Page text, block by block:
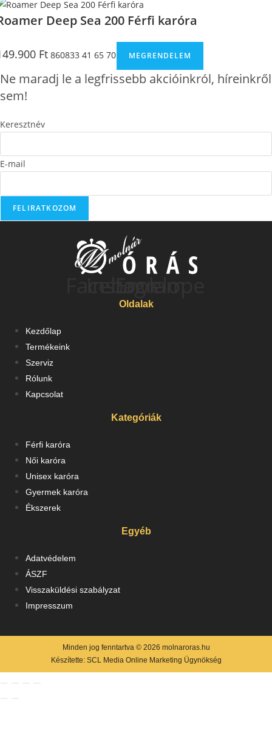
Deep Sea 200 Férfi karóra
Ft860833 41 65 70 MEGRENDELEM
Ne maradj le a legfrissebb akcióinkról, híreinkről
sem!
Keresztnév
E-mail
FELIRATKOZOM
Oldalak
Kezdőlap
Termékeink
Szerviz
Rólunk
Kapcsolat
Kategóriák
Férfi karóra
Női karóra
Unisex karóra
Gyermek karóra
Ékszerek
Egyéb
Adatvédelem
ÁSZF
Visszaküldési szabályzat
Impresszum
Minden jog fenntartva © 2026 molnaroras.hu
Készítette: SCL Media Online Marketing Ügynökség